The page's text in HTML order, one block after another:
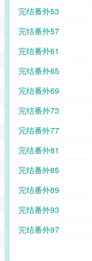
完结番外53
完结番外57
完结番外61
完结番外65
完结番外69
完结番外73
完结番外77
完结番外81
完结番外85
完结番外89
完结番外93
完结番外97